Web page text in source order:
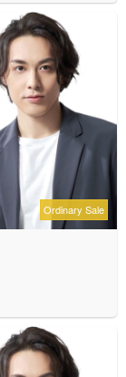
Ordinary Sale